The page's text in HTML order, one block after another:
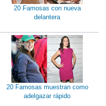
20 Famosas con nueva
delantera
20 Famosas muestran como
adelgazar rápido